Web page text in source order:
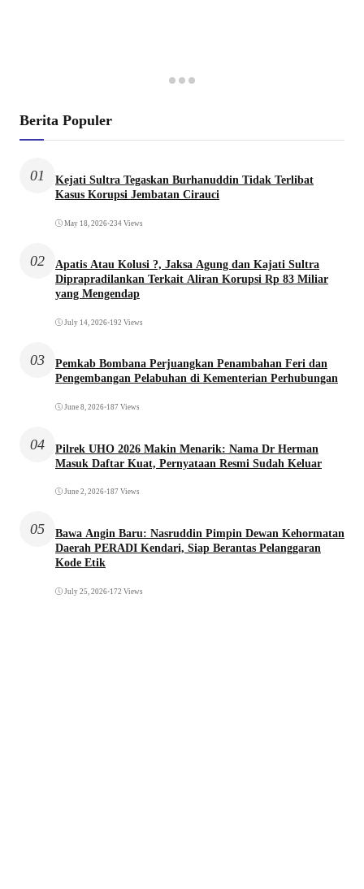
Berita Populer
01
Kejati Sultra Tegaskan Burhanuddin Tidak Terlibat
Kasus Korupsi Jembatan Cirauci
May 18, 2026•234 Views
02
Apatis Atau Kolusi ?, Jaksa Agung dan Kajati Sultra
Diprapradilankan Terkait Aliran Korupsi Rp 83 Miliar
yang Mengendap
July 14, 2026•192 Views
03
Pemkab Bombana Perjuangkan Penambahan Feri dan
Pengembangan Pelabuhan di Kementerian Perhubungan
June 8, 2026•187 Views
04
Pilrek UHO 2026 Makin Menarik: Nama Dr Herman
Masuk Daftar Kuat, Pernyataan Resmi Sudah Keluar
June 2, 2026•187 Views
05
Bawa Angin Baru: Nasruddin Pimpin Dewan Kehormatan
Daerah PERADI Kendari, Siap Berantas Pelanggaran
Kode Etik
July 25, 2026•172 Views